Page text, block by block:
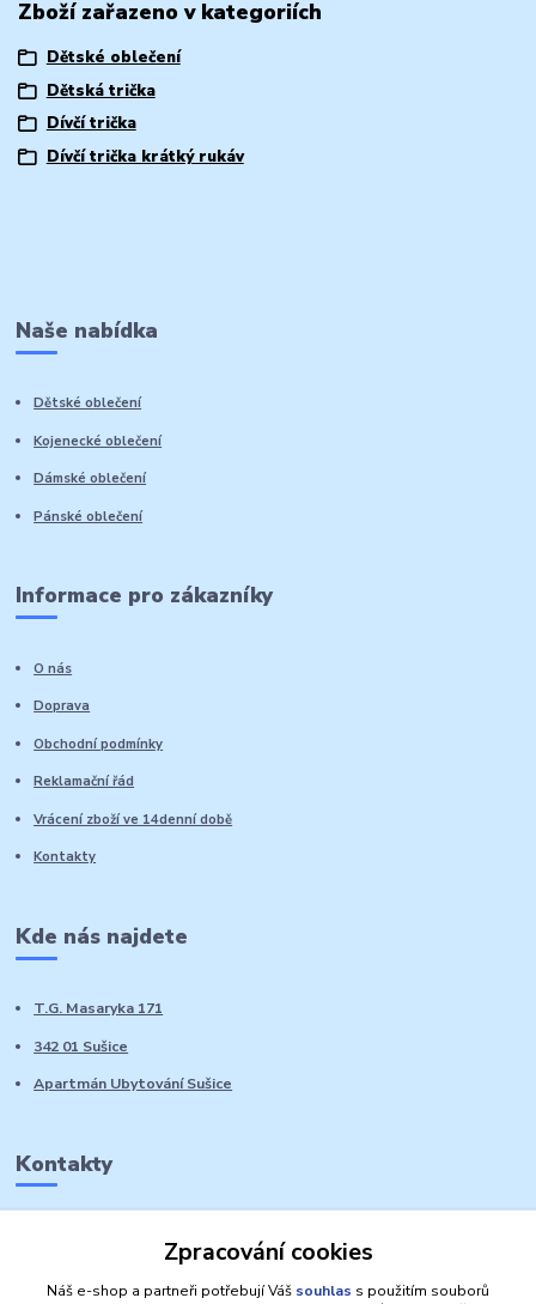
Zboží zařazeno v kategoriích
Dětské oblečení
Dětská trička
Dívčí trička
Dívčí trička krátký rukáv
Naše nabídka
Dětské oblečení
Kojenecké oblečení
Dámské oblečení
Pánské oblečení
Informace pro zákazníky
O nás
Doprava
Obchodní podmínky
Reklamační řád
Vrácení zboží ve 14denní době
Kontakty
Kde nás najdete
T.G. Masaryka 171
342 01 Sušice
Apartmán Ubytování Sušice
Kontakty
Zpracování cookies
Náš e-shop a partneři potřebují Váš souhlas s použitím souborů